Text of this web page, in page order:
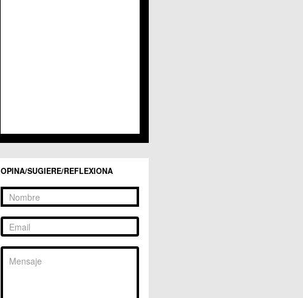
C.C. Zarandona
OPINA/SUGIERE/REFLEXIONA